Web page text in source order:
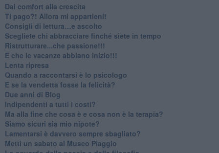
​Dal comfort alla crescita
​Ti pago?! Allora mi appartieni!​
​Consigli di lettura…e ascolto
​Scegliete chi abbracciare finché siete in tempo
​Ristrutturare...che passione!!!
​E che le vacanze abbiano inizio!!!
​Lenta ripresa
​Quando a raccontarsi è lo psicologo
​E se la vendetta fosse la felicità?
​Due anni di Blog
​Indipendenti a tutti i costi?
​Ma alla fine che cosa è e cosa non è la terapia?
​Siamo sicuri sia mio nipote?
​Lamentarsi è davvero sempre sbagliato?
​Metti un sabato al Museo Piaggio